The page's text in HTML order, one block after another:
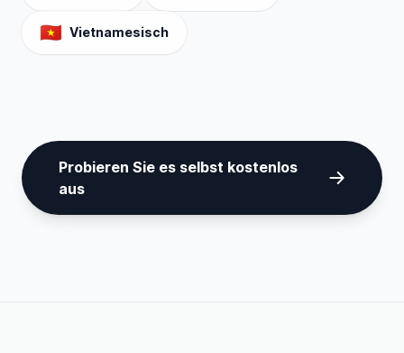
🇻🇳 Vietnamesisch
Probieren Sie es selbst kostenlos
aus